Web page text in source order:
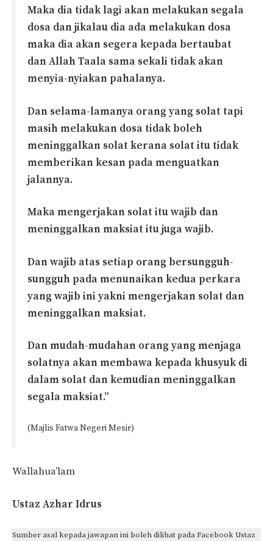
Maka dia tidak lagi akan melakukan segala
dosa dan jikalau dia ada melakukan dosa
maka dia akan segera kepada bertaubat
dan Allah Taala sama sekali tidak akan
menyia-nyiakan pahalanya.
Dan selama-lamanya orang yang solat tapi
masih melakukan dosa tidak boleh
meninggalkan solat kerana solat itu tidak
memberikan kesan pada menguatkan
jalannya.
Maka mengerjakan solat itu wajib dan
meninggalkan maksiat itu juga wajib.
Dan wajib atas setiap orang bersungguh-
sungguh pada menunaikan kedua perkara
yang wajib ini yakni mengerjakan solat dan
meninggalkan maksiat.
Dan mudah-mudahan orang yang menjaga
solatnya akan membawa kepada khusyuk di
dalam solat dan kemudian meninggalkan
segala maksiat.”
(Majlis Fatwa Negeri Mesir)
Wallahua’lam
Ustaz Azhar Idrus
Sumber asal kepada jawapan ini boleh dilihat pada Facebook Ustaz